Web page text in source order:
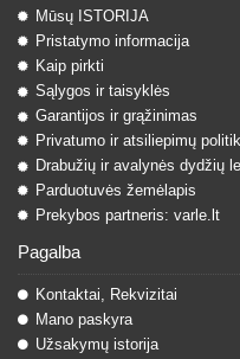
Mūsų ISTORIJA
Pristatymo informacija
Kaip pirkti
Sąlygos ir taisyklės
Garantijos ir grąžinimas
Privatumo ir atsiliepimų
Drabužių ir avalynės dydžių
Parduotuvės žemėlapis
Prekybos partneris: varle.lt
Pagalba
Kontaktai, Rekvizitai
Mano paskyra
Užsakymų istorija